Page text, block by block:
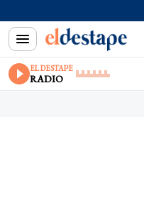
EL DESTAPE
RADIO